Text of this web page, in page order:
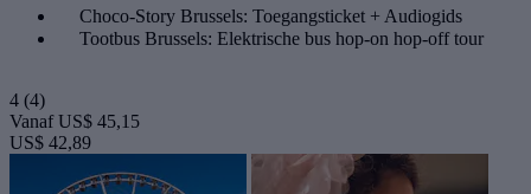
Choco-Story Brussels: Toegangsticket + Audiogids
Tootbus Brussels: Elektrische bus hop-on hop-off tour
4 (4)
Vanaf US$ 45,15
US$ 42,89